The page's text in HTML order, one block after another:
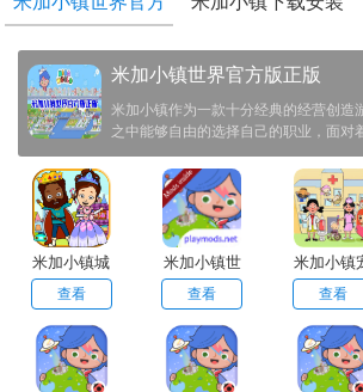
版正版 最新版
米加小镇世界官方版正版
米加小镇作为一款十分经典的经营创造
之中能够自由的选择自己的职业，面对
过和他们的交流你能够更深的了解这个
整理了一些米加小镇的相关版本快来试
米加小镇城
堡
查看
米加小镇世
界2024最新
版中文版
查看
米加小镇
物世界
查看